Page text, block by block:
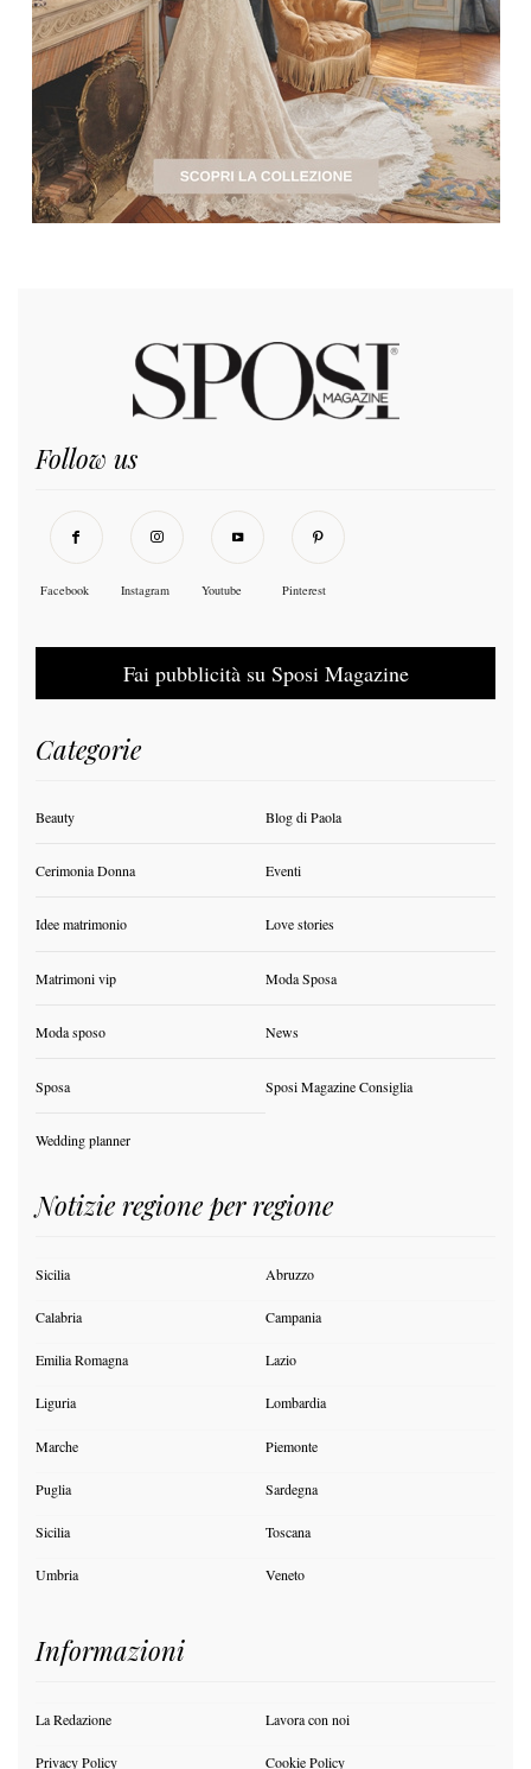
Follow us
Facebook Instagram Youtube Pinterest
Fai pubblicità su Sposi Magazine
Categorie
Beauty Blog di Paola
Cerimonia Donna Eventi
Idee matrimonio Love stories
Matrimoni vip Moda Sposa
Moda sposo News
Sposa Sposi Magazine Consiglia
Wedding planner
Notizie regione per regione
Sicilia Abruzzo
Calabria Campania
Emilia Romagna Lazio
Liguria Lombardia
Marche Piemonte
Puglia Sardegna
Sicilia Toscana
Umbria Veneto
Informazioni
La Redazione Lavora con noi
Privacy Policy Cookie Policy